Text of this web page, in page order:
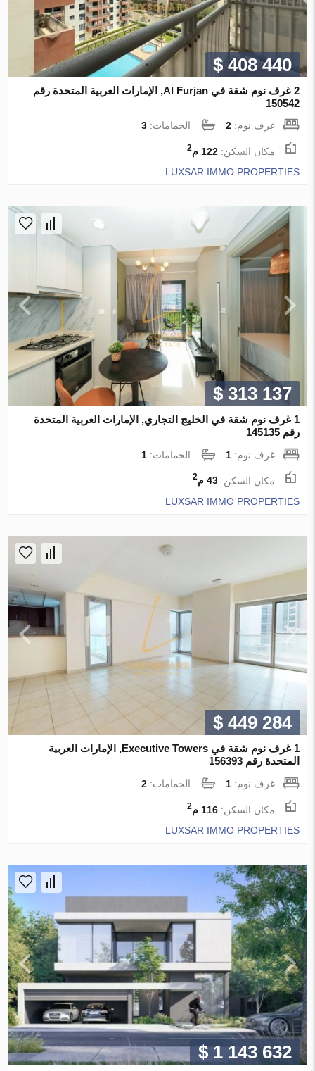
$ 408 440
2 غرف نوم شقة في Al Furjan, الإمارات العربية المتحدة رقم
150542
غرف نوم:2 الحمامات:3
مكان السكن:122 م 2
LUXSAR IMMO PROPERTIES
$ 313 137
1 غرف نوم شقة في الخليج التجاري, الإمارات العربية المتحدة
رقم 145135
غرف نوم:1 الحمامات:1
مكان السكن:43 م 2
LUXSAR IMMO PROPERTIES
$ 449 284
1 غرف نوم شقة في Executive Towers, الإمارات العربية
المتحدة رقم 156393
غرف نوم:1 الحمامات:2
مكان السكن:116 م 2
LUXSAR IMMO PROPERTIES
$ 1 143 632